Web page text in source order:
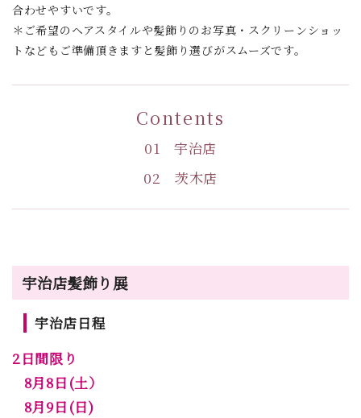
合わせやすいです。
＊ご希望のヘアスタイルや髪飾りのお写真・スクリーンショッ
トなどもご準備頂きますと髪飾り選びがスムーズです。
Contents
01 宇治店
02 茨木店
宇治店髪飾り展
宇治店日程
2日間限り
8月8日(土）
8月9日(日)